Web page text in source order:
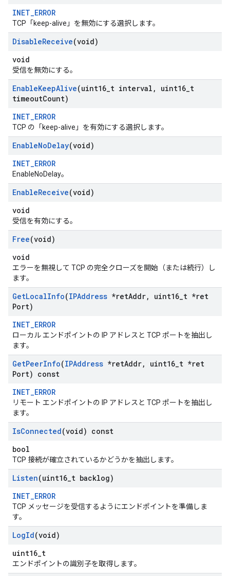
INET_ERROR
TCP「keep-alive」を無効にする選択します。
DisableReceive(void)
void
受信を無効にする。
EnableKeepAlive(uint16 t interval , uint16 t
timeoutCount)
INET_ERROR
TCP の「keep-alive」を有効にする選択します。
EnableNoDelay(void)
INET_ERROR
EnableNoDelay。
EnableReceive(void)
void
受信を有効にする。
Free(void)
void
エラーを無視して TCP の完全クローズを開始（または続行）し
ます。
GetLocalInfo(IPAddress *retAddr, uint16 t *ret
Port)
INET_ERROR
ローカル エンドポイントの IP アドレスと TCP ポートを抽出し
ます。
GetPeerInfo(IPAddress *retAddr, uint16 t *ret
Port) const
INET_ERROR
リモート エンドポイントの IP アドレスと TCP ポートを抽出し
ます。
IsConnected(void) const
bool
TCP 接続が確立されているかどうかを抽出します。
Listen(uint16 t backlog)
INET_ERROR
TCP メッセージを受信するようにエンドポイントを準備しま
す。
LogId(void)
uint16_t
エンドポイントの識別子を取得します。